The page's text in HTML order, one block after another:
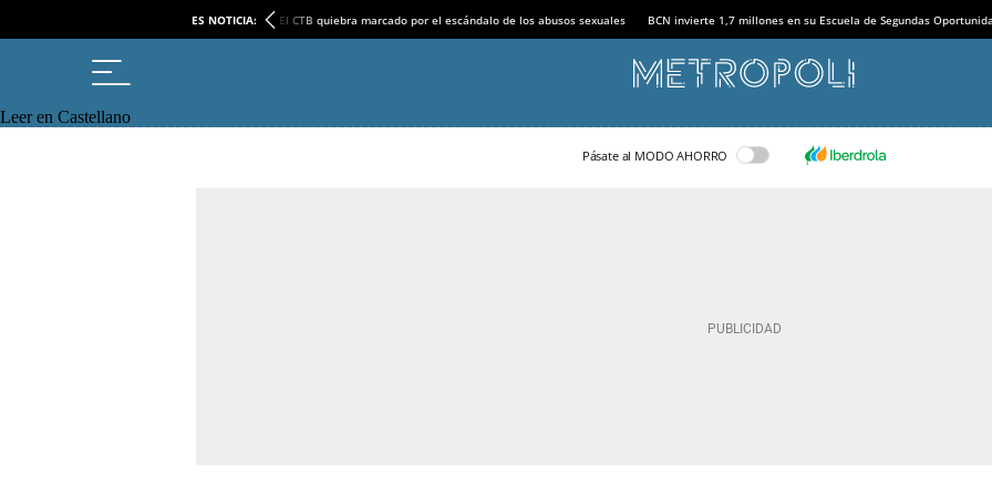
ES NOTICIA: El CTB quiebra marcado por el escándalo de los abusos sexuales BCN invierte 1,7 millones en su Escuela de Segundas
Leer en Castellano
Pásate al MODO AHORRO